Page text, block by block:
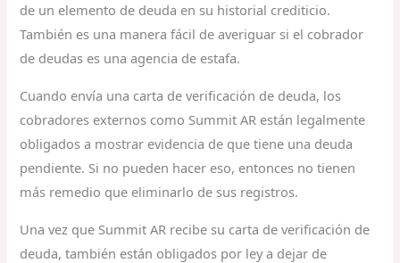
de un elemento de deuda en su historial crediticio.
También es una manera fácil de averiguar si el cobrador
de deudas es una agencia de estafa.
Cuando envía una carta de verificación de deuda, los
cobradores externos como Summit AR están legalmente
obligados a mostrar evidencia de que tiene una deuda
pendiente. Si no pueden hacer eso, entonces no tienen
más remedio que eliminarlo de sus registros.
Una vez que Summit AR recibe su carta de verificación de
deuda, también están obligados por ley a dejar de